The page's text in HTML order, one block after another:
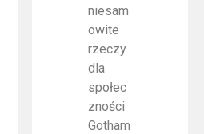
niesam
owite
rzeczy
dla
społec
zności
Gotham